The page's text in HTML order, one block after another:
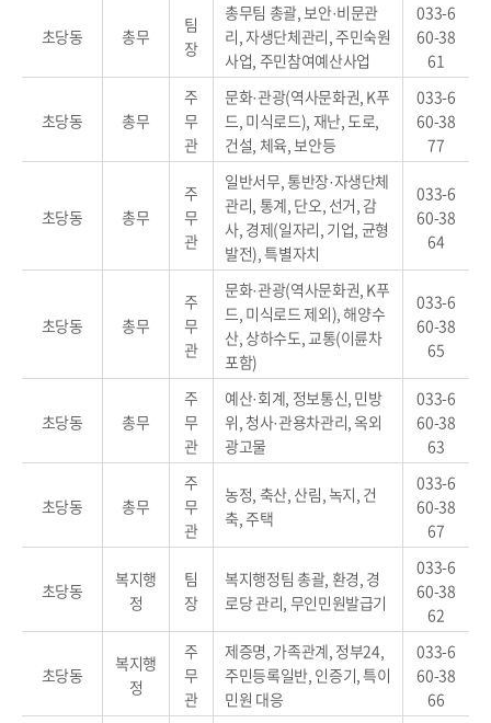
초당동 총무
팀
장
총무팀 총괄, 보안·비문관
리, 자생단체관리, 주민숙원
사업, 주민참여예산사업
033-6
60-38
61
초당동 총무
주
무
관
문화·관광(역사문화권, K푸
드, 미식로드), 재난, 도로,
건설, 체육, 보안등
033-6
60-38
77
초당동 총무
주
무
관
일반서무, 통반장·자생단체
관리, 통계, 단오, 선거, 감
사, 경제(일자리, 기업, 균형
발전), 특별자치
033-6
60-38
64
초당동 총무
주
무
관
문화·관광(역사문화권, K푸
드, 미식로드 제외), 해양수
산, 상하수도, 교통(이륜차
포함)
033-6
60-38
65
초당동 총무
주
무
관
예산·회계, 정보통신, 민방
위, 청사·관용차관리, 옥외
광고물
033-6
60-38
63
초당동 총무
주
무
관
농정, 축산, 산림, 녹지, 건
축, 주택
033-6
60-38
67
초당동
복지행
정
팀
장
복지행정팀 총괄, 환경, 경
로당 관리, 무인민원발급기
033-6
60-38
62
초당동
복지행
정
주
무
관
제증명, 가족관계, 정부24,
주민등록일반, 인증기, 특이
민원 대응
033-6
60-38
66